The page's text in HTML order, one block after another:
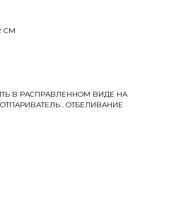
СМ
В РАСПРАВЛЕННОМ ВИДЕ НА
. ОТБЕЛИВАНИЕ